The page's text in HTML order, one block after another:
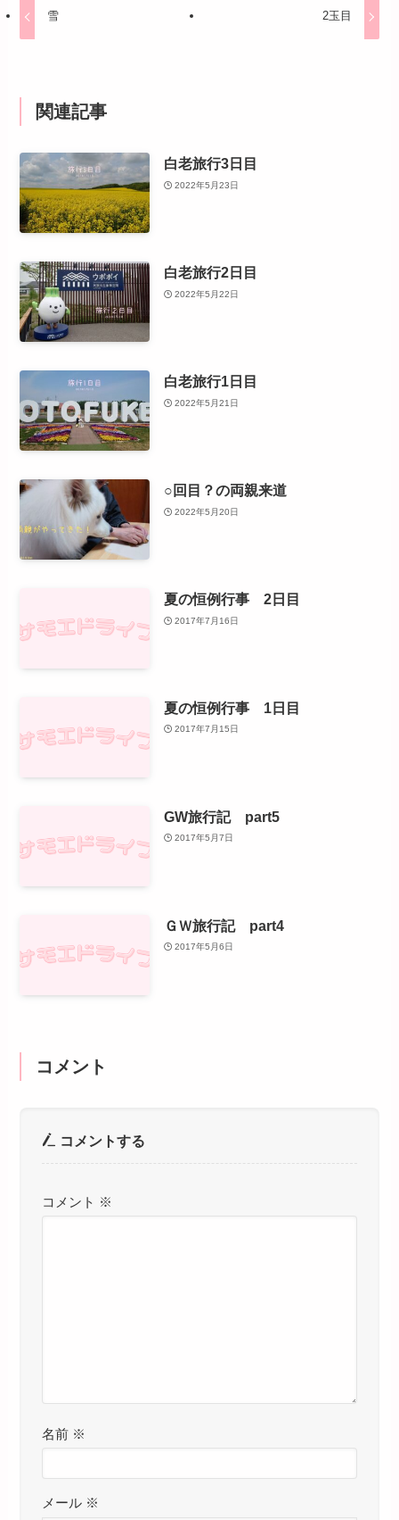
雪 2玉目
関連記事
白老旅行3日目
2022年5月23日
白老旅行2日目
2022年5月22日
白老旅行1日目
2022年5月21日
○回目？の両親来道
2022年5月20日
夏の恒例行事 2日目
2017年7月16日
夏の恒例行事 1日目
2017年7月15日
GW旅行記 part5
2017年5月7日
ＧＷ旅行記 part4
2017年5月6日
コメント
コメントする
コメント ※
名前 ※
メール ※